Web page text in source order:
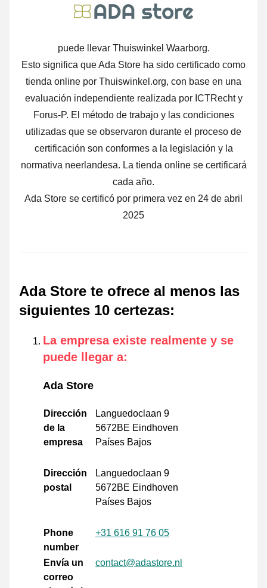
puede llevar Thuiswinkel Waarborg.
Esto significa que Ada Store ha sido certificado como
tienda online por Thuiswinkel.org, con base en una
evaluación independiente realizada por ICTRecht y
Forus-P. El método de trabajo y las condiciones
utilizadas que se observaron durante el proceso de
certificación son conformes a la legislación y la
normativa neerlandesa. La tienda online se certificará
cada año.
Ada Store se certificó por primera vez en 24 de abril
2025
Ada Store te ofrece al menos las
siguientes 10 certezas:
La empresa existe realmente y se
puede llegar a:
Ada Store
Dirección
de la
empresa
Languedoclaan 9
5672BE Eindhoven
Países Bajos
Dirección
postal
Languedoclaan 9
5672BE Eindhoven
Países Bajos
Phone
number
+31 616 91 76 05
Envía un
correo
contact@adastore.nl